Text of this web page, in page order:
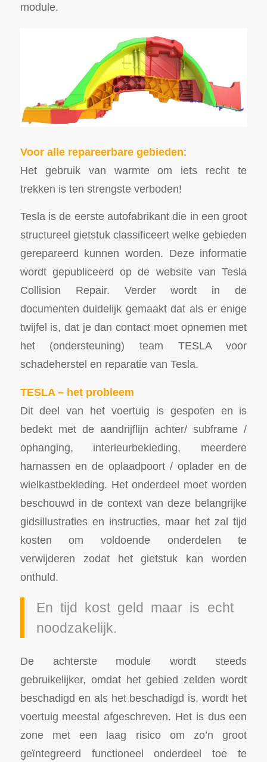
module.
Voor alle repareerbare gebieden:
Het gebruik van warmte om iets recht te
trekken is ten strengste verboden!
Tesla is de eerste autofabrikant die in een groot
structureel gietstuk classificeert welke gebieden
gerepareerd kunnen worden. Deze informatie
wordt gepubliceerd op de website van Tesla
Collision Repair. Verder wordt in de
documenten duidelijk gemaakt dat als er enige
twijfel is, dat je dan contact moet opnemen met
het (ondersteuning) team TESLA voor
schadeherstel en reparatie van Tesla.
TESLA – het probleem
Dit deel van het voertuig is gespoten en is
bedekt met de aandrijflijn achter/ subframe /
ophanging, interieurbekleding, meerdere
harnassen en de oplaadpoort / oplader en de
wielkastbekleding. Het onderdeel moet worden
beschouwd in de context van deze belangrijke
gidsillustraties en instructies, maar het zal tijd
kosten om voldoende onderdelen te
verwijderen zodat het gietstuk kan worden
onthuld.
En tijd kost geld maar is echt
noodzakelijk.
De achterste module wordt steeds
gebruikelijker, omdat het gebied zelden wordt
beschadigd en als het beschadigd is, wordt het
voertuig meestal afgeschreven. Het is dus een
zone met een laag risico om zo’n groot
geïntegreerd functioneel onderdeel toe te